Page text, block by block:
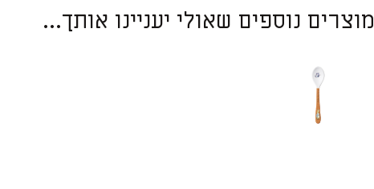
מוצרים נוספים שאולי יעניינו אותך...